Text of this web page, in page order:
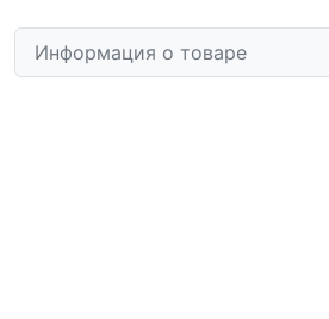
Информация о товаре